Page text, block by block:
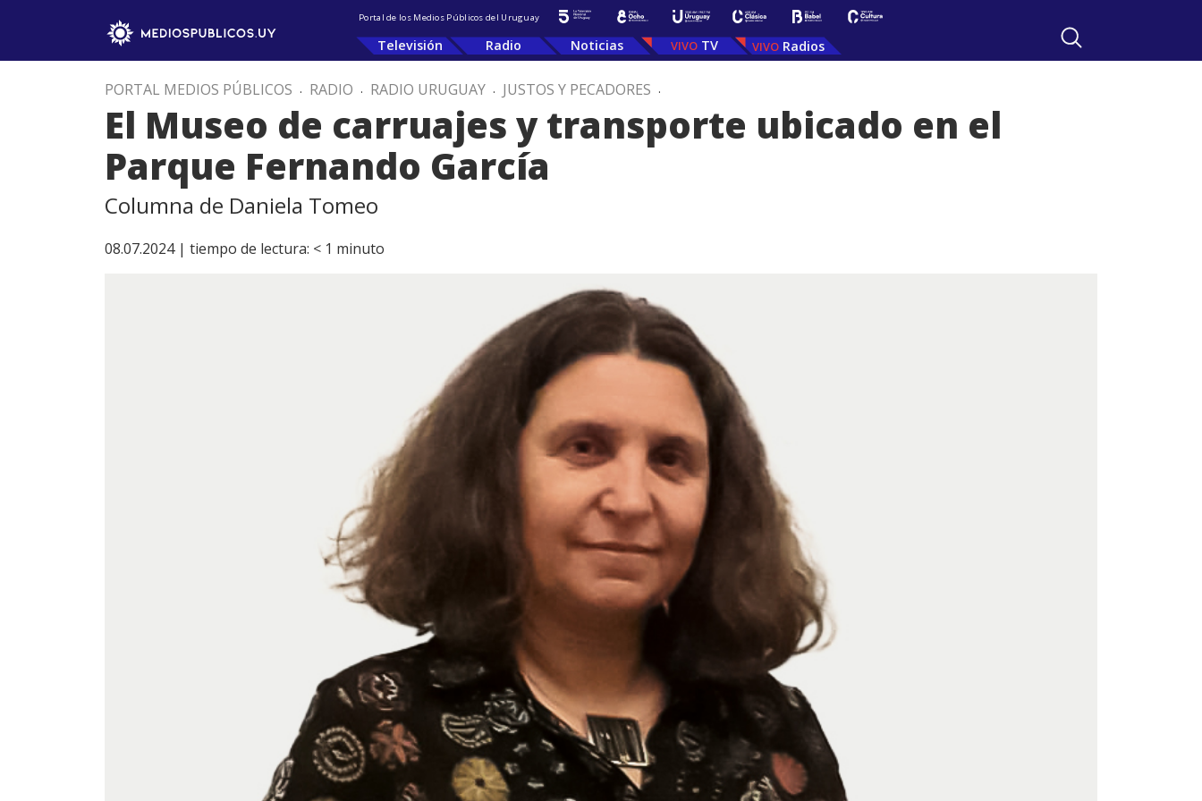
Portal de los Medios Públicos del Uruguay
Televisión Radio Noticias TV Radios
PORTAL MEDIOS PÚBLICOS . RADIO . RADIO URUGUAY . JUSTOS Y PECADORES .
El Museo de carruajes y transporte ubicado en el
Parque Fernando García
Columna de Daniela Tomeo
08.07.2024 | tiempo de lectura: < 1 minuto